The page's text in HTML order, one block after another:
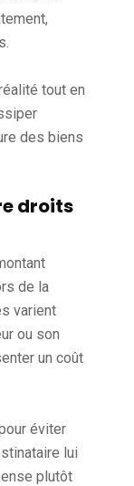
tout en
des biens
droits
de la
varient
ou son
un coût
éviter
lui
plutôt